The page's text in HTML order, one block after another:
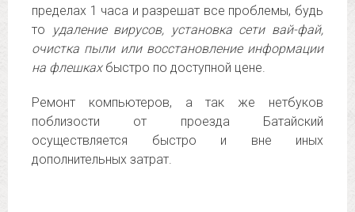
пределах 1 часа и разрешат все проблемы, будь
то
удаление вирусов, установка сети вай-фай,
очистка пыли или восстановление информации
на флешкахбыстро по доступной цене.
Ремонт компьютеров, а так же нетбуков
поблизости от проезда Батайский
осуществляется быстро и вне иных
дополнительных затрат.